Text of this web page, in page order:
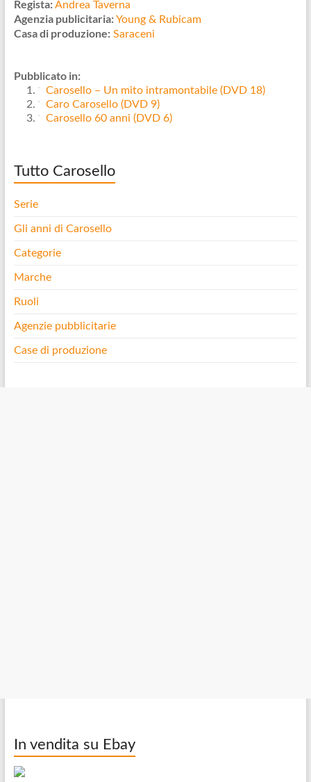
Regista: Andrea Taverna
Agenzia publicitaria: Young & Rubicam
Casa di produzione: Saraceni
Pubblicato in:
Carosello – Un mito intramontabile (DVD 18)
Caro Carosello (DVD 9)
Carosello 60 anni (DVD 6)
Tutto Carosello
Serie
Gli anni di Carosello
Categorie
Marche
Ruoli
Agenzie pubblicitarie
Case di produzione
In vendita su Ebay